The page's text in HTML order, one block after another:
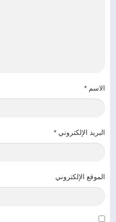
الاسم *
البريد الإلكتروني *
الموقع الإلكتروني